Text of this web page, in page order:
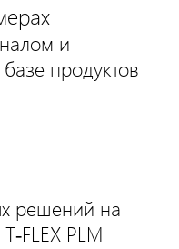
и
продуктов
решений на
PLM